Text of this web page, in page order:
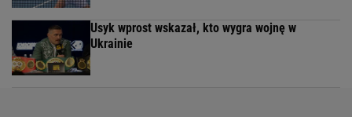
Usyk wprost wskazał, kto wygra wojnę w
Ukrainie